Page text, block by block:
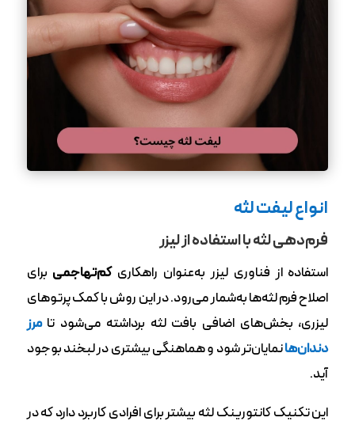
انواع لیفت لثه
فرم‌دهی لثه با استفاده از لیزر
استفاده از فناوری لیزر به‌عنوان راهکاریکم‌تهاجمی برای
اصلاح فرم لثه‌ها به‌شمار می‌‌رود. در این روش با کمک پرتوهای
لیزری، بخش‌های اضافی بافت لثه برداشته می‌شود تامرز
دندان‌هانمایان‌تر شود و هماهنگی بیشتری در لبخند بوجود
آید.
این تکنیک کانتورینک لثه بیشتر برای افرادی کاربرد دارد که در